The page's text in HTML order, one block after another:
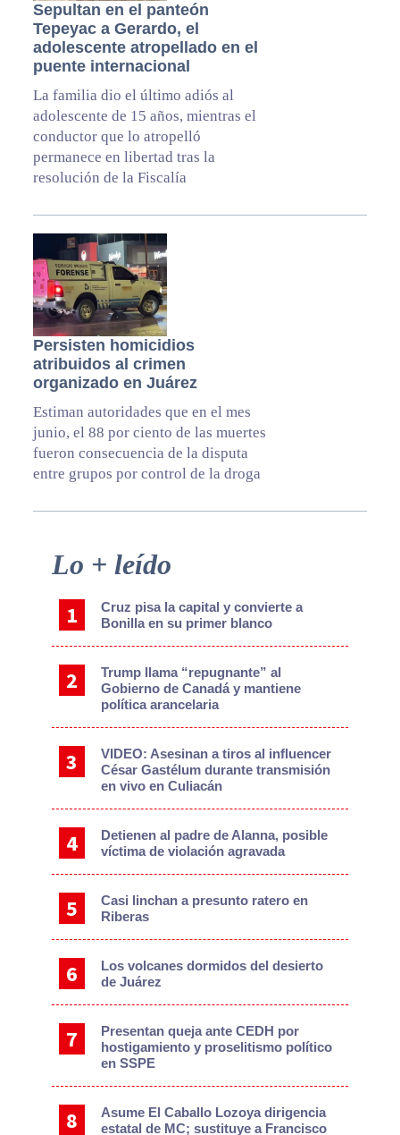
Sepultan en el panteón
Tepeyac a Gerardo, el
adolescente atropellado en el
puente internacional
La familia dio el último adiós al
adolescente de 15 años, mientras el
conductor que lo atropelló
permanece en libertad tras la
resolución de la Fiscalía
Persisten homicidios
atribuidos al crimen
organizado en Juárez
Estiman autoridades que en el mes
junio, el 88 por ciento de las muertes
fueron consecuencia de la disputa
entre grupos por control de la droga
Primary
Sidebar
Lo + leído
Cruz pisa la capital y convierte a
Bonilla en su primer blanco
Trump llama “repugnante” al
Gobierno de Canadá y mantiene
política arancelaria
VIDEO: Asesinan a tiros al influencer
César Gastélum durante transmisión
en vivo en Culiacán
Detienen al padre de Alanna, posible
víctima de violación agravada
Casi linchan a presunto ratero en
Riberas
Los volcanes dormidos del desierto
de Juárez
Presentan queja ante CEDH por
hostigamiento y proselitismo político
en SSPE
Asume El Caballo Lozoya dirigencia
estatal de MC; sustituye a Francisco